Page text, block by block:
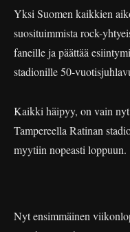
Yksi Suomen kaikkien
suosituimmista rock-
faneille ja päättää
stadionille 50-
Kaikki häipyy, on vain
Tampereella Ratinan
myytiin nopeasti loppuun.
Nyt ensimmäinen